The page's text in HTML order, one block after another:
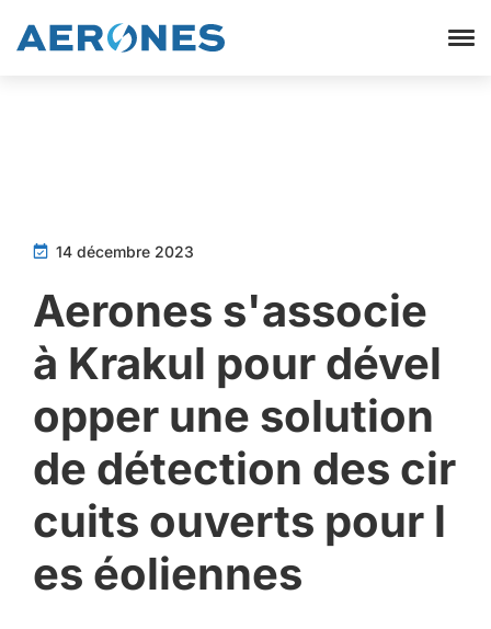
14 décembre 2023
Aerones s'associe
à Krakul pour dével
opper une solution
de détection des cir
cuits ouverts pour l
es éoliennes